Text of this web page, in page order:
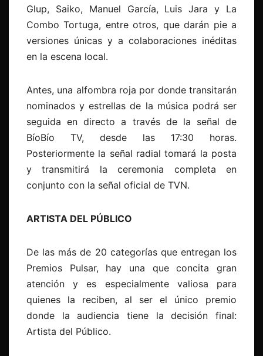
Glup, Saiko, Manuel García, Luis Jara y La
Combo Tortuga, entre otros, que darán pie a
versiones únicas y a colaboraciones inéditas
en la escena local.
Antes, una alfombra roja por donde transitarán
nominados y estrellas de la música podrá ser
seguida en directo a través de la señal de
BíoBío TV, desde las 17:30 horas.
Posteriormente la señal radial tomará la posta
y transmitirá la ceremonia completa en
conjunto con la señal oficial de TVN.
ARTISTA DEL PÚBLICO
De las más de 20 categorías que entregan los
Premios Pulsar, hay una que concita gran
atención y es especialmente valiosa para
quienes la reciben, al ser el único premio
donde la audiencia tiene la decisión final:
Artista del Público.